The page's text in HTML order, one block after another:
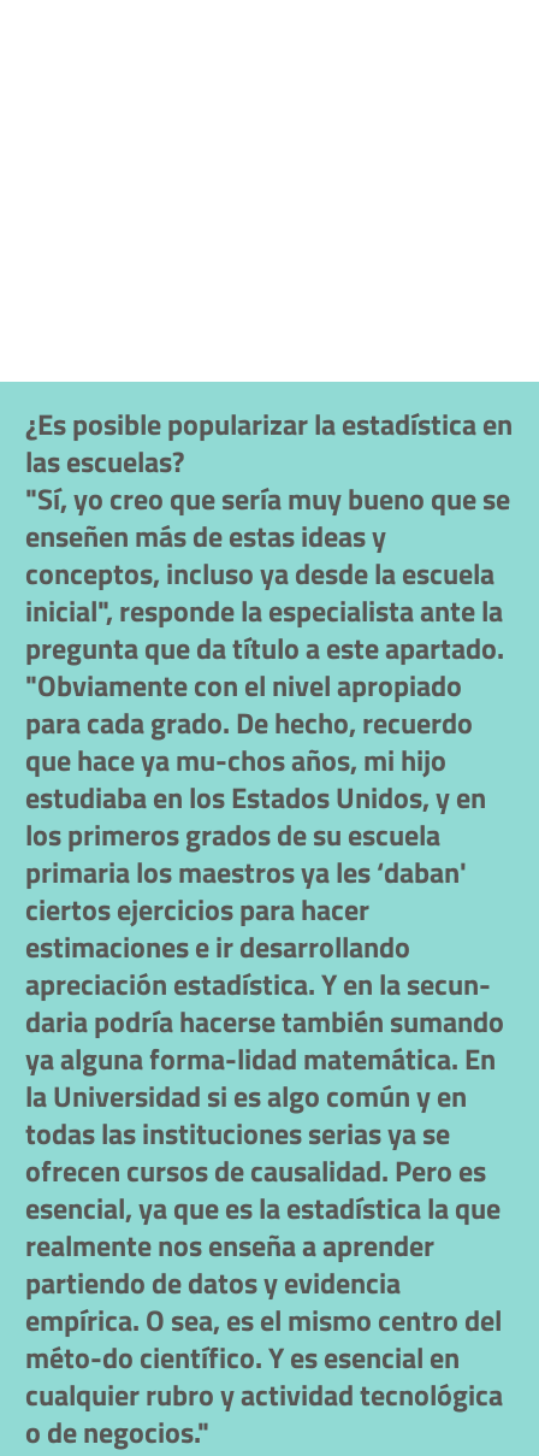
¿Es posible popularizar la estadística en
las escuelas?
"Sí, yo creo que sería muy bueno que se
enseñen más de estas ideas y
conceptos, incluso ya desde la escuela
inicial", responde la especialista ante la
pregunta que da título a este apartado.
"Obviamente con el nivel apropiado
para cada grado. De hecho, recuerdo
que hace ya mu-chos años, mi hijo
estudiaba en los Estados Unidos, y en
los primeros grados de su escuela
primaria los maestros ya les ‘daban'
ciertos ejercicios para hacer
estimaciones e ir desarrollando
apreciación estadística. Y en la secun-
daria podría hacerse también sumando
ya alguna forma-lidad matemática. En
la Universidad si es algo común y en
todas las instituciones serias ya se
ofrecen cursos de causalidad. Pero es
esencial, ya que es la estadística la que
realmente nos enseña a aprender
partiendo de datos y evidencia
empírica. O sea, es el mismo centro del
méto-do científico. Y es esencial en
cualquier rubro y actividad tecnológica
o de negocios."